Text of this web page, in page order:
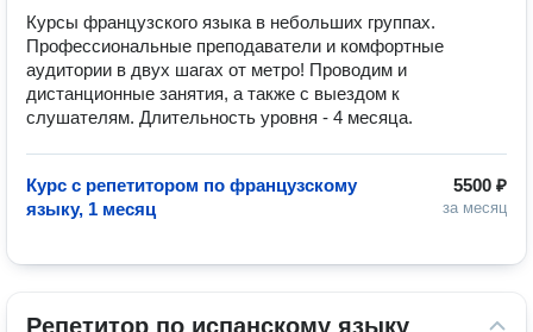
Курсы французского языка в небольших группах.
Профессиональные преподаватели и комфортные
аудитории в двух шагах от метро! Проводим и
дистанционные занятия, а также с выездом к
слушателям. Длительность уровня - 4 месяца.
5500 ₽
за месяц
Курс с репетитором по французскому
языку, 1 месяц
Репетитор по испанскому языку